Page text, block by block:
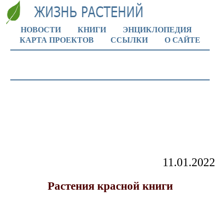
НОВОСТИ КНИГИ
ЭНЦИКЛОПЕДИЯ
КАРТА ПРОЕКТОВ
ССЫЛКИ О САЙТЕ
11.01.2022
Растения красной книги